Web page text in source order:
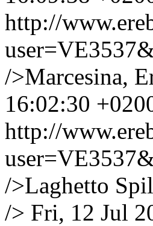
http://
/>Marcesina,
16:02:30
http://
/>Laghetto
/> Fri, 12 Jul